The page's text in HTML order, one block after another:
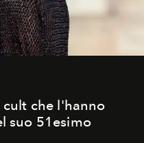
cult che l'hanno
suo 51esimo